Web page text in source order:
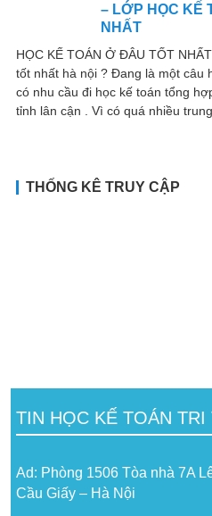
– LỚP HỌC KẾ
NHẤT
HỌC KẾ TOÁN Ở ĐÂU TỐT
tốt nhất hà nội ? Đang là một câu
có nhu cầu đi học kế toán tổng
tỉnh lân cận . Vì có quá nhiều
THỐNG KÊ TRUY CẬP
TIN HỌC KẾ TOÁN
Ad: Phòng 1506 Tòa nhà 7A
Cầu Giấy – Hà Nội